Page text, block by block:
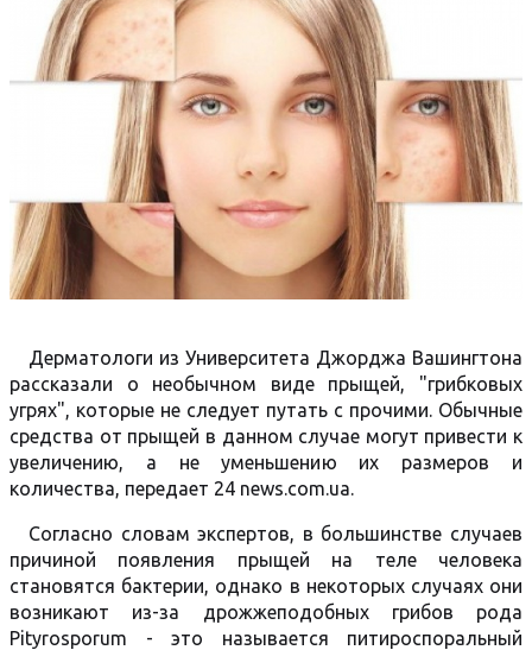
Дерматологи из Университета Джорджа Вашингтона
рассказали о необычном виде прыщей, "грибковых
угрях", которые не следует путать с прочими. Обычные
средства от прыщей в данном случае могут привести к
увеличению, а не уменьшению их размеров и
количества, передает 24 news.com.ua.
Согласно словам экспертов, в большинстве случаев
причиной появления прыщей на теле человека
становятся бактерии, однако в некоторых случаях они
возникают из-за дрожжеподобных грибов рода
Pityrosporum - это называется питироспоральный